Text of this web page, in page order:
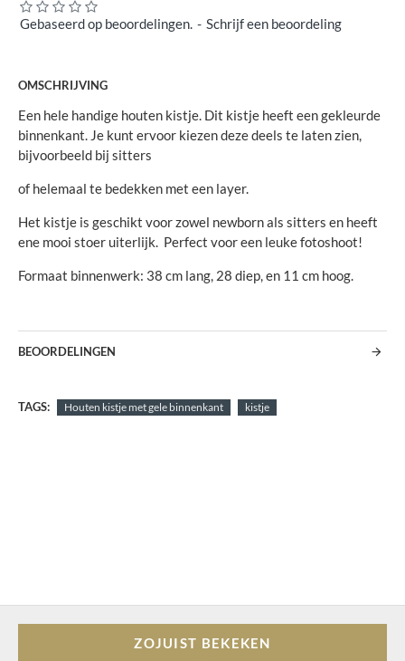
Gebaseerd op beoordelingen. - Schrijf een beoordeling
OMSCHRIJVING
Een hele handige houten kistje. Dit kistje heeft een gekleurde
binnenkant. Je kunt ervoor kiezen deze deels te laten zien,
bijvoorbeeld bij sitters
of helemaal te bedekken met een layer.
Het kistje is geschikt voor zowel newborn als sitters en heeft
ene mooi stoer uiterlijk. Perfect voor een leuke fotoshoot!
Formaat binnenwerk: 38 cm lang, 28 diep, en 11 cm hoog.
BEOORDELINGEN
TAGS: Houten kistje met gele binnenkant kistje
ZOJUIST BEKEKEN